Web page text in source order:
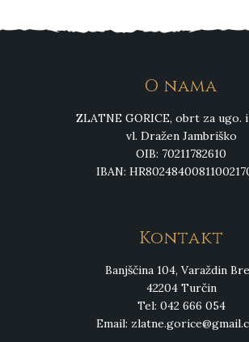
O nama
ZLATNE GORICE, obrt za ugo.
vl. Dražen Jambriško
OIB: 70211782610
IBAN:
Kontakt
Banjščina 104, Varaždin
42204 Turčin
Tel: 042 666 054
Email: